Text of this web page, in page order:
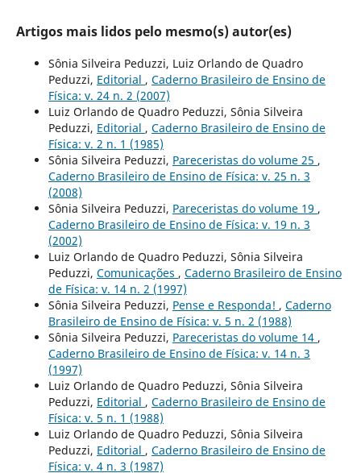
Artigos mais lidos pelo mesmo(s) autor(es)
Sônia Silveira Peduzzi, Luiz Orlando de Quadro
Peduzzi, Editorial , Caderno Brasileiro de Ensino de
Física: v. 24 n. 2 (2007)
Luiz Orlando de Quadro Peduzzi, Sônia Silveira
Peduzzi, Editorial , Caderno Brasileiro de Ensino de
Física: v. 2 n. 1 (1985)
Sônia Silveira Peduzzi, Pareceristas do volume 25 ,
Caderno Brasileiro de Ensino de Física: v. 25 n. 3
(2008)
Sônia Silveira Peduzzi, Pareceristas do volume 19 ,
Caderno Brasileiro de Ensino de Física: v. 19 n. 3
(2002)
Luiz Orlando de Quadro Peduzzi, Sônia Silveira
Peduzzi, Comunicações , Caderno Brasileiro de Ensino
de Física: v. 14 n. 2 (1997)
Sônia Silveira Peduzzi, Pense e Responda! , Caderno
Brasileiro de Ensino de Física: v. 5 n. 2 (1988)
Sônia Silveira Peduzzi, Pareceristas do volume 14 ,
Caderno Brasileiro de Ensino de Física: v. 14 n. 3
(1997)
Luiz Orlando de Quadro Peduzzi, Sônia Silveira
Peduzzi, Editorial , Caderno Brasileiro de Ensino de
Física: v. 5 n. 1 (1988)
Luiz Orlando de Quadro Peduzzi, Sônia Silveira
Peduzzi, Editorial , Caderno Brasileiro de Ensino de
Física: v. 4 n. 3 (1987)